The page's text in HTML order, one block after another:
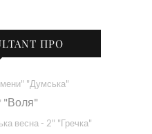
ПРО
"Думська"
"Воля"
весна - 2" "Гречка"